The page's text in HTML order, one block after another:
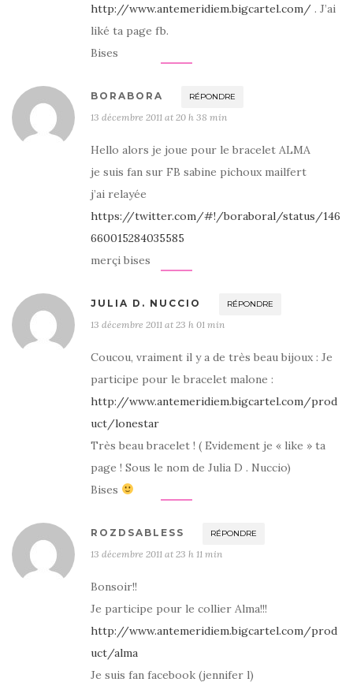
http://www.antemeridiem.bigcartel.com/ . J’ai
liké ta page fb.
Bises
BORABORA RÉPONDRE
13 décembre 2011 at 20 h 38 min
Hello alors je joue pour le bracelet ALMA
je suis fan sur FB sabine pichoux mailfert
j’ai relayée
https://twitter.com/#!/boraboral/status/146
660015284035585
merçi bises
JULIA D. NUCCIO RÉPONDRE
13 décembre 2011 at 23 h 01 min
Coucou, vraiment il y a de très beau bijoux : Je
participe pour le bracelet malone :
http://www.antemeridiem.bigcartel.com/prod
uct/lonestar
Très beau bracelet ! ( Evidement je « like » ta
page ! Sous le nom de Julia D . Nuccio)
Bises
ROZDSABLESS RÉPONDRE
13 décembre 2011 at 23 h 11 min
Bonsoir!!
Je participe pour le collier Alma!!!
http://www.antemeridiem.bigcartel.com/prod
uct/alma
Je suis fan facebook (jennifer l)